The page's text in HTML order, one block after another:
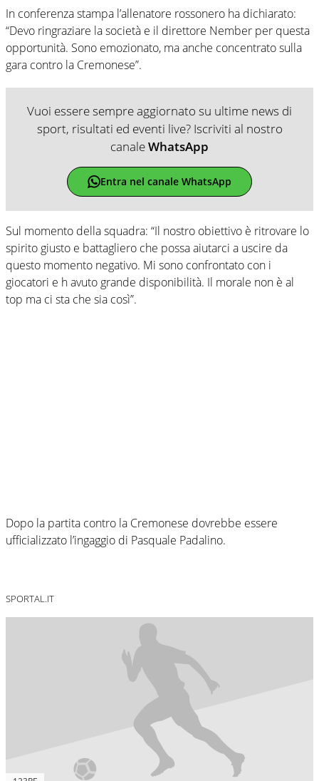
In conferenza stampa l’allenatore rossonero ha dichiarato:
“Devo ringraziare la società e il direttore Nember per questa
opportunità. Sono emozionato, ma anche concentrato sulla
gara contro la Cremonese”.
Vuoi essere sempre aggiornato su ultime news di
sport, risultati ed eventi live? Iscriviti al nostro
canaleWhatsApp
Entra nel canale WhatsApp
Sul momento della squadra: “Il nostro obiettivo è ritrovare lo
spirito giusto e battagliero che possa aiutarci a uscire da
questo momento negativo. Mi sono confrontato con i
giocatori e h avuto grande disponibilità. Il morale non è al
top ma ci sta che sia così”.
Dopo la partita contro la Cremonese dovrebbe essere
ufficializzato l’ingaggio di Pasquale Padalino.
SPORTAL.IT